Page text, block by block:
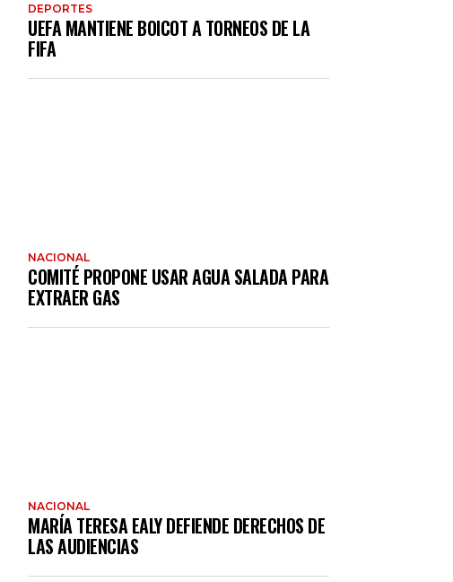
DEPORTES
UEFA MANTIENE BOICOT A TORNEOS DE LA
FIFA
NACIONAL
COMITÉ PROPONE USAR AGUA SALADA PARA
EXTRAER GAS
NACIONAL
MARÍA TERESA EALY DEFIENDE DERECHOS DE
LAS AUDIENCIAS